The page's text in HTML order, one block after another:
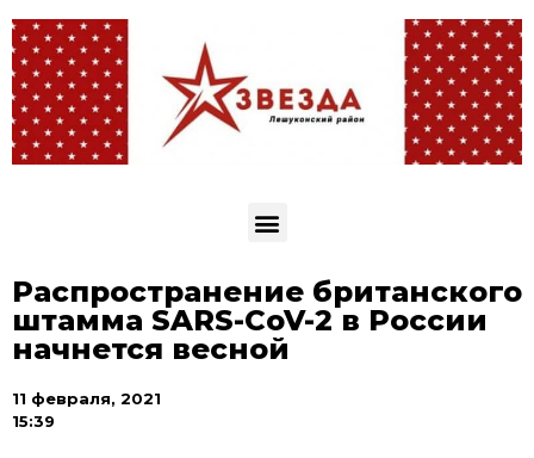
Распространение британского
штамма SARS-CoV-2 в России
начнется весной
11 февраля, 2021
15:39